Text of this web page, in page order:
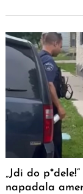
„Jdi do
napadala